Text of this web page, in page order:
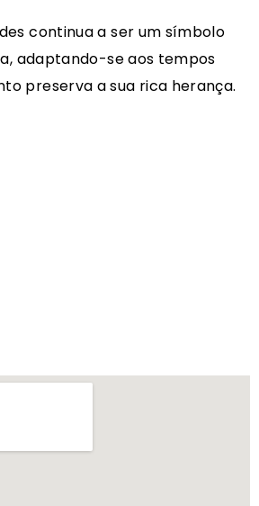
continua a ser um símbolo
adaptando-se aos tempos
preserva a sua rica herança.